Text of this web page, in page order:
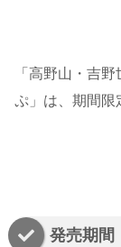
「高野山・吉
ぷ」は、期間限
発売期間